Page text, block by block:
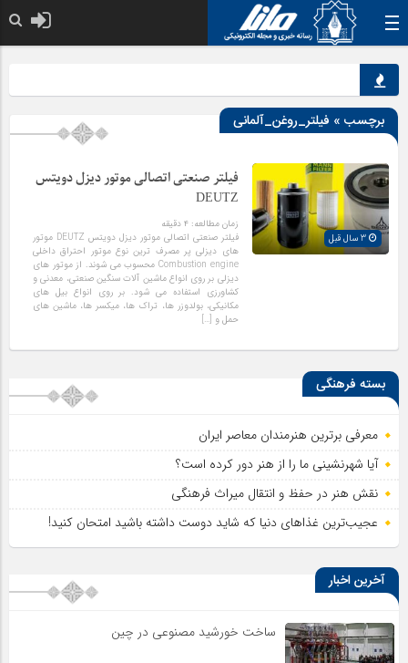
برچسب » فیلتر_روغن_آلمانی
فیلتر صنعتی اتصالی موتور دیزل دویتس
DEUTZ
زمان مطالعه:۴ دقیقه
فیلتر صنعتی اتصالی موتور دیزل دویتس DEUTZ موتور
های دیزلی پر مصرف ترین نوع موتور احتراق داخلی
Combustion engine محسوب می شوند. از موتور های
دیزلی بر روی انواع ماشین آلات سنگین صنعتی، معدنی و
کشاورزی استفاده می شود. بر روی انواع بیل های
مکانیکی، بولدوزر ها، تراک ها، میکسر ها، ماشین های
حمل و […]
بسته فرهنگی
معرفی برترین هنرمندان معاصر ایران
آیا شهرنشینی ما را از هنر دور کرده است؟
نقش هنر در حفظ و انتقال میراث فرهنگی
عجیب‌ترین غذاهای دنیا که شاید دوست داشته باشید امتحان کنید!
آخرین اخبار
ساخت خورشید مصنوعی در چین